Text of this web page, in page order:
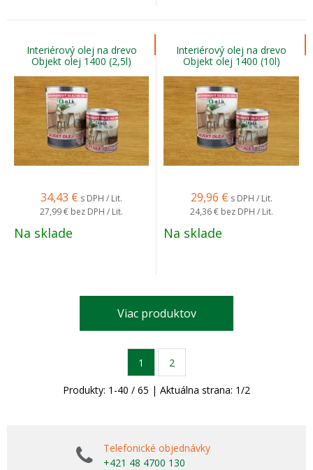
Interiérový olej na drevo
Objekt olej 1400 (2,5l)
34,43 € s DPH / Lit.
27,99 € bez DPH / Lit.
Na sklade
Interiérový olej na drevo
Objekt olej 1400 (10l)
29,96 € s DPH / Lit.
24,36 € bez DPH / Lit.
Na sklade
Viac produktov
1 2
Produkty: 1 -40 / 65 | Aktuálna strana: 1/2
Telefonické objednávky
+421 48 4700 130